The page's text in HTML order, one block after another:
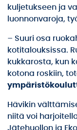
kuljetukseen ja
luonnonvaroja,
– Suuri osa
kotitalouksissa.
kukkarosta, kun
kotona roskiin,
Hävikin
niitä voi
Jätehuollon ja